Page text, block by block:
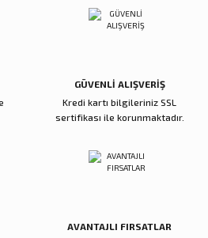
bilgiler bulunuyor.
GÜVENLİ ALIŞVERİŞ
Kredi kartı bilgileriniz SSL
sertifikası ile korunmaktadır.
AVANTAJLI FIRSATLAR